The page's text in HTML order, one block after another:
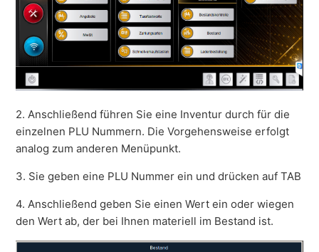
2. Anschließend führen Sie eine Inventur durch für die
einzelnen PLU Nummern. Die Vorgehensweise erfolgt
analog zum anderen Menüpunkt.
3. Sie geben eine PLU Nummer ein und drücken auf TAB
4. Anschließend geben Sie einen Wert ein oder wiegen
den Wert ab, der bei Ihnen materiell im Bestand ist.